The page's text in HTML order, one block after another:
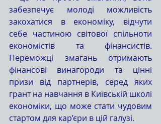
забезпечує молоді можливість
закохатися в економіку, відчути
себе частиною світової спільноти
економістів та фінансистів.
Переможці змагань отримають
фінансові винагороди та цінні
призи від партнерів, серед яких
грант на навчання в Київській школі
економіки, що може стати чудовим
стартом для кар’єри в цій галузі.